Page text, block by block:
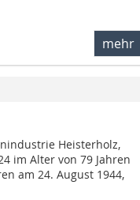
mehr
Heisterholz,
im Alter von 79 Jahren
am 24. August 1944,